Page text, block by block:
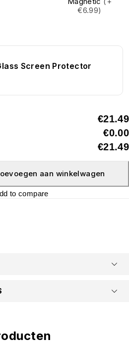
€6.99)
Screen Protector
€21.49
€0.00
€21.49
aan winkelwagen
to compare